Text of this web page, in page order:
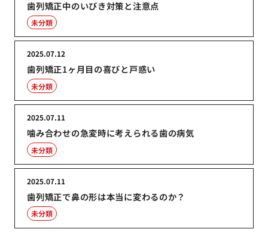
歯列矯正中のいびき対策と注意点
未分類
歯列矯正1ヶ月目の喜びと戸惑い
2025.07.12
未分類
噛み合わせの急変時に考えられる歯の病気
2025.07.11
未分類
歯列矯正で鼻の形は本当に変わるのか？
2025.07.11
未分類